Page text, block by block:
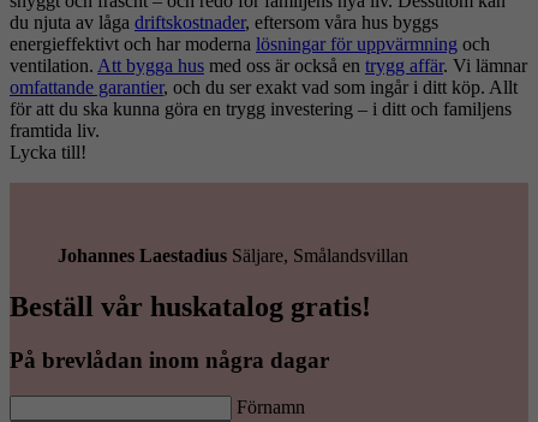
du njuta av låga driftskostnader, eftersom våra hus byggs
energieffektivt och har moderna lösningar för uppvärmning och
ventilation. Att bygga hus med oss är också en trygg affär. Vi lämnar
omfattande garantier, och du ser exakt vad som ingår i ditt köp. Allt
för att du ska kunna göra en trygg investering – i ditt och familjens
framtida liv.
Lycka till!
Johannes Laestadius Säljare, Smålandsvillan
Beställ vår huskatalog gratis!
På brevlådan inom några dagar
Förnamn